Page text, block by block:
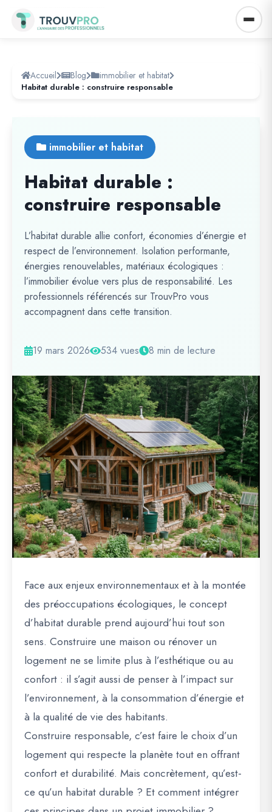
Accueil Blog immobilier et habitat
Habitat durable : construire responsable
immobilier et habitat
Habitat durable :
construire responsable
L’habitat durable allie confort, économies d’énergie et
respect de l’environnement. Isolation performante,
énergies renouvelables, matériaux écologiques :
l’immobilier évolue vers plus de responsabilité. Les
professionnels référencés sur TrouvPro vous
accompagnent dans cette transition.
19 mars 2026 534 vues 8 min de lecture
Face aux enjeux environnementaux et à la montée
des préoccupations écologiques, le concept
d’habitat durable prend aujourd’hui tout son
sens. Construire une maison ou rénover un
logement ne se limite plus à l’esthétique ou au
confort : il s’agit aussi de penser à l’impact sur
l’environnement, à la consommation d’énergie et
à la qualité de vie des habitants.
Construire responsable, c’est faire le choix d’un
logement qui respecte la planète tout en offrant
confort et durabilité. Mais concrètement, qu’est-
ce qu’un habitat durable ? Et comment intégrer